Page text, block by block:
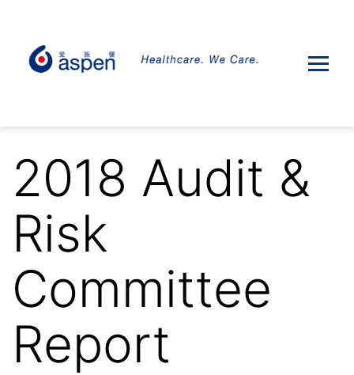
2018 Audit &
Risk
Committee
Report